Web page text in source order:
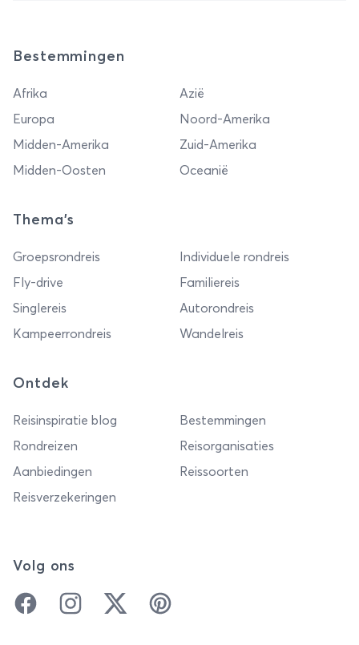
Bestemmingen
Afrika
Azië
Europa
Noord-Amerika
Midden-Amerika
Zuid-Amerika
Midden-Oosten
Oceanië
Thema's
Groepsrondreis
Individuele rondreis
Fly-drive
Familiereis
Singlereis
Autorondreis
Kampeerrondreis
Wandelreis
Ontdek
Reisinspiratie blog
Bestemmingen
Rondreizen
Reisorganisaties
Aanbiedingen
Reissoorten
Reisverzekeringen
Volg ons
FacebookInstagramTwitter Pinterest